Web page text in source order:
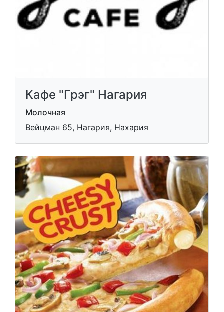
Кафе "Грэг" Нагария
Молочная
Вейцман 65, Нагария, Нахария